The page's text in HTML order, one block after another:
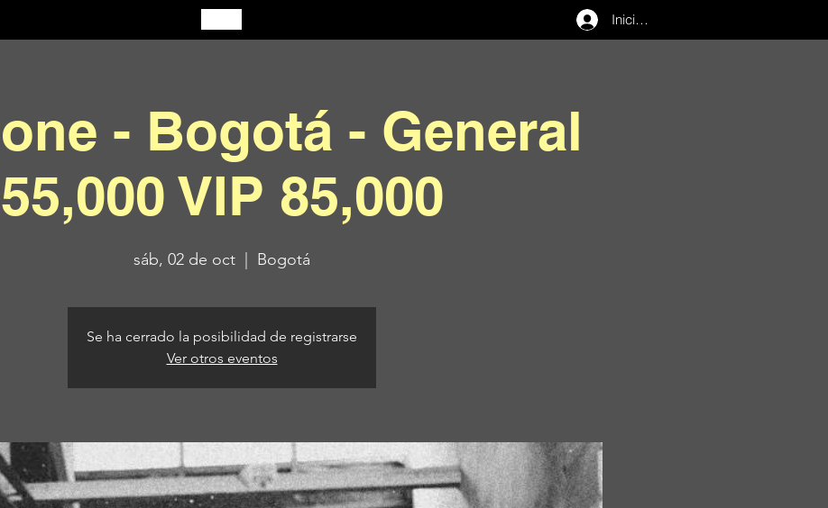
Iniciar sesión
- Bogotá - General
55,000 VIP 85,000
sáb, 02 de oct Bogotá
Se ha cerrado la posibilidad de registrarse
Ver otros eventos